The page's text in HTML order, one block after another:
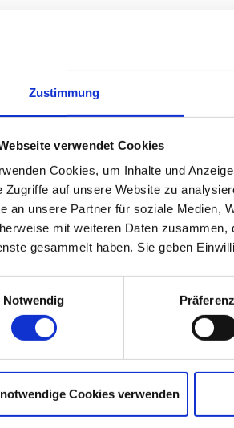
Zustimmung
verwendet Cookies
Cookies, um Inhalte und
Zugriffe auf unsere Website zu
an unsere Partner für soziale Medien,
mit weiteren Daten
gesammelt haben. Sie geben
Notwendig
Cookies verwenden
for
be found in the News & Media Hub